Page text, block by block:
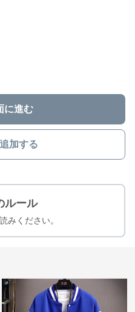
に進む
加する
ルール
みください。